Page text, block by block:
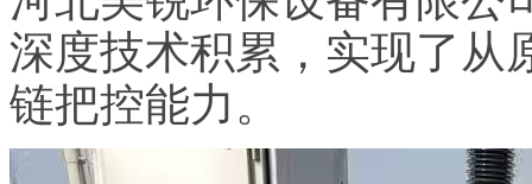
深度技术积累，实现了从
链把控能力。